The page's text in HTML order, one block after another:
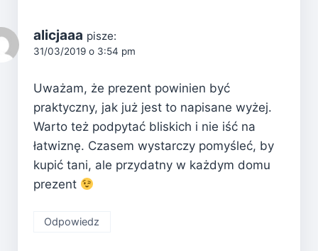
alicjaaa pisze:
31/03/2019 o 3:54 pm
Uważam, że prezent powinien być
praktyczny, jak już jest to napisane wyżej.
Warto też podpytać bliskich i nie iść na
łatwiznę. Czasem wystarczy pomyśleć, by
kupić tani, ale przydatny w każdym domu
prezent
Odpowiedz